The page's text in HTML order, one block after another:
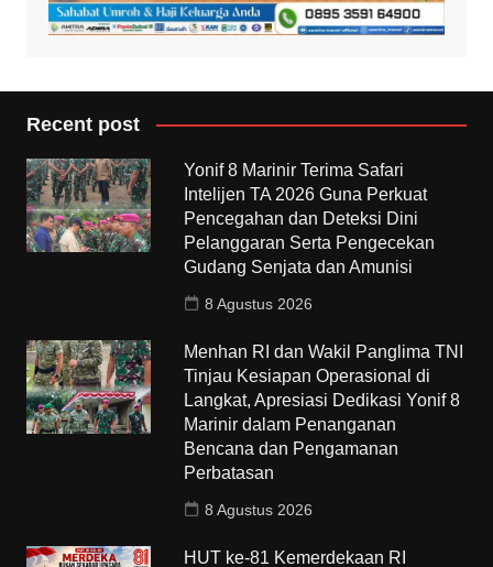
Recent post
Yonif 8 Marinir Terima Safari
Intelijen TA 2026 Guna Perkuat
Pencegahan dan Deteksi Dini
Pelanggaran Serta Pengecekan
Gudang Senjata dan Amunisi
8 Agustus 2026
Menhan RI dan Wakil Panglima TNI
Tinjau Kesiapan Operasional di
Langkat, Apresiasi Dedikasi Yonif 8
Marinir dalam Penanganan
Bencana dan Pengamanan
Perbatasan
8 Agustus 2026
HUT ke-81 Kemerdekaan RI